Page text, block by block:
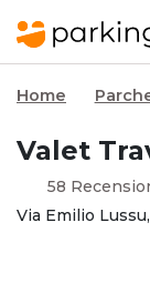
Home
Valet
58
Via Emilio